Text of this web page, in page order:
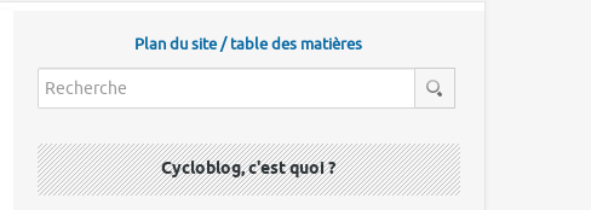
Plan du site / table des matières
Cycloblog, c'est quoi ?